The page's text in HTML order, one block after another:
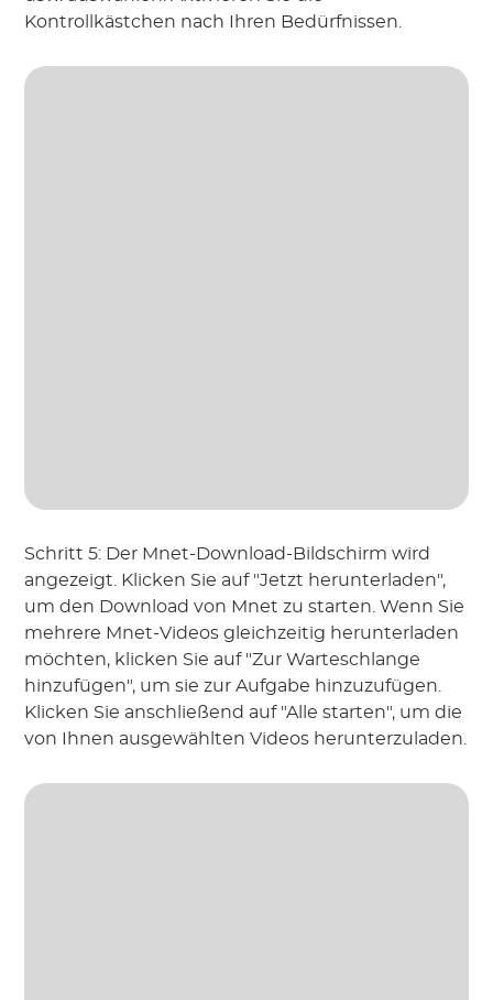
Kontrollkästchen nach Ihren Bedürfnissen.
Schritt 5: Der Mnet-Download-Bildschirm wird
angezeigt. Klicken Sie auf "Jetzt herunterladen",
um den Download von Mnet zu starten. Wenn Sie
mehrere Mnet-Videos gleichzeitig herunterladen
möchten, klicken Sie auf "Zur Warteschlange
hinzufügen", um sie zur Aufgabe hinzuzufügen.
Klicken Sie anschließend auf "Alle starten", um die
von Ihnen ausgewählten Videos herunterzuladen.